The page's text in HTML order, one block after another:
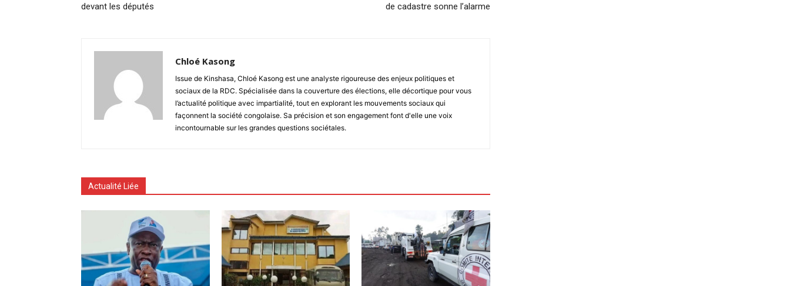
devant les députés
de cadastre sonne l’alarme
Chloé Kasong
Issue de Kinshasa, Chloé Kasong est une analyste rigoureuse des enjeux politiques et
sociaux de la RDC. Spécialisée dans la couverture des élections, elle décortique pour vous
l’actualité politique avec impartialité, tout en explorant les mouvements sociaux qui
façonnent la société congolaise. Sa précision et son engagement font d'elle une voix
incontournable sur les grandes questions sociétales.
Actualité Liée